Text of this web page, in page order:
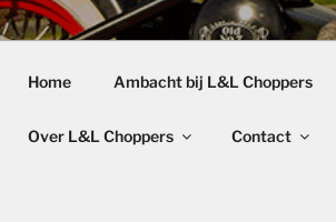
Home Ambacht bij L&L Choppers
Over L&L Choppers Contact